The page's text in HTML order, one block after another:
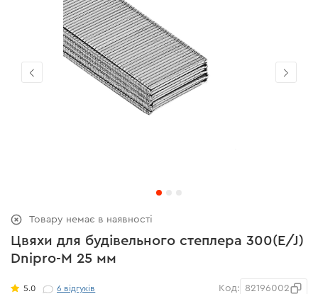
Цвяхи для будівельного степлера 300(E/J)
Dnipro-M 25 мм
5.0 6 відгуків Код: 82196002
Товару немає в наявності